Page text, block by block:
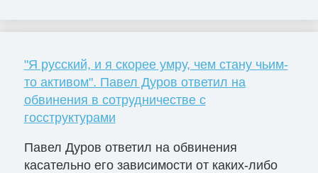
"Я русский, и я скорее умру, чем стану чьим-
то активом". Павел Дуров ответил на
обвинения в сотрудничестве с
госструктурами
Павел Дуров ответил на обвинения
касательно его зависимости от каких-либо